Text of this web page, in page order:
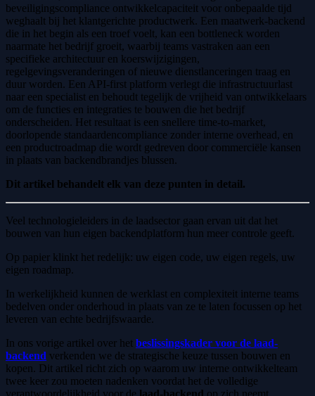
beveiligingscompliance ontwikkelcapaciteit voor onbepaalde tijd
weghaalt bij het klantgerichte productwerk. Een maatwerk-backend
die in het begin als een troef voelt, kan een bottleneck worden
naarmate het bedrijf groeit, waarbij teams vastraken aan een
specifieke architectuur en koerswijzigingen,
regelgevingsveranderingen of nieuwe dienstlanceringen traag en
duur worden. Een API-first platform verlegt die infrastructuurlast
naar een specialist en behoudt tegelijk de vrijheid van ontwikkelaars
om de functies en integraties te bouwen die het bedrijf
onderscheiden. Het resultaat is een snellere time-to-market,
doorlopende standaardencompliance zonder interne overhead, en
een productroadmap die wordt gedreven door commerciële kansen
in plaats van backendbrandjes blussen.
Dit artikel behandelt elk van deze punten in detail.
Veel technologieleiders in de laadsector gaan ervan uit dat het
bouwen van hun eigen backendplatform hun meer controle geeft.
Op papier klinkt het redelijk: uw eigen code, uw eigen regels, uw
eigen roadmap.
In werkelijkheid kunnen de werklast en complexiteit interne teams
bedelven onder onderhoud in plaats van ze te laten focussen op het
leveren van echte bedrijfswaarde.
In ons vorige artikel over het beslissingskader voor de laad-
backend verkenden we de strategische keuze tussen bouwen en
kopen. Dit artikel richt zich op waarom uw interne ontwikkelteam
twee keer zou moeten nadenken voordat het de volledige
verantwoordelijkheid voor de laad-backend op zich neemt.